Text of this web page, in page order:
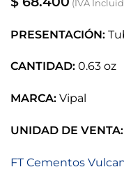
(IVA
PRESENTACIÓN:
CANTIDAD: 0.63 oz
MARCA: Vipal
UNIDAD DE VENTA:
FT Cementos